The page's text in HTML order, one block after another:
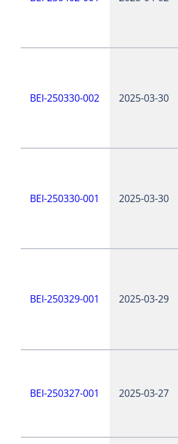
BEI-250330-002 2025-03-30
BEI-250330-001 2025-03-30
BEI-250329-001 2025-03-29
BEI-250327-001 2025-03-27